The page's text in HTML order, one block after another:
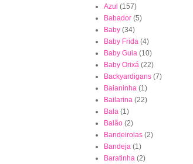
Azul (157)
Babador (5)
Baby (34)
Baby Frida (4)
Baby Guia (10)
Baby Orixá (22)
Backyardigans (7)
Baianinha (1)
Bailarina (22)
Bala (1)
Balão (2)
Bandeirolas (2)
Bandeja (1)
Baratinha (2)